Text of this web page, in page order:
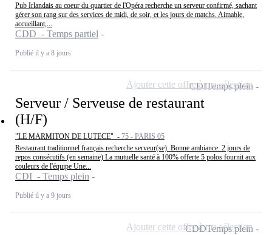
Pub Irlandais au coeur du quartier de l'Opéra recherche un serveur confirmé, sachant
gérer son rang sur des services de midi, de soir, et les jours de matchs. Aimable,
accueillant,...
CDD - Temps partiel
Publié il y a 8 jours
Serveur / Serveuse de restaurant
(H/F)
"LE MARMITON DE LUTECE" - 75 - PARIS 05
Restaurant traditionnel français recherche serveur(se). Bonne ambiance. 2 jours de
repos consécutifs (en semaine) La mutuelle santé à 100% offerte 5 polos fournit aux
couleurs de l'équipe Une...
CDI - Temps plein
Publié il y a 9 jours
CDITemps plein
Ajouter cette offre à ma sélection
CDDTemps plein
Ajouter cette offre à ma sélection